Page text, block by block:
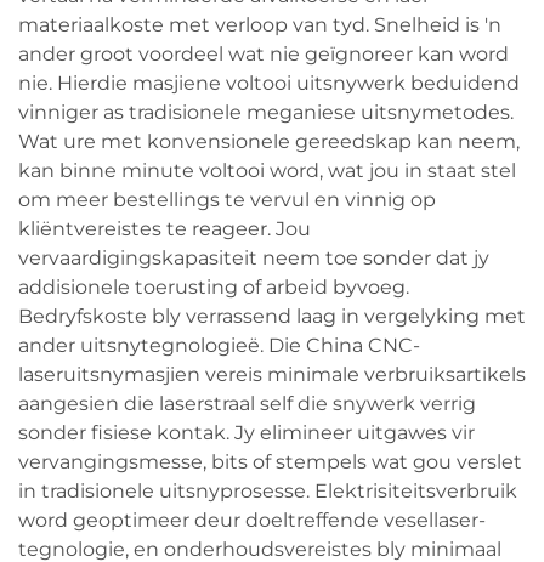
materiaalkoste met verloop van tyd. Snelheid is 'n
ander groot voordeel wat nie geïgnoreer kan word
nie. Hierdie masjiene voltooi uitsnywerk beduidend
vinniger as tradisionele meganiese uitsnymetodes.
Wat ure met konvensionele gereedskap kan neem,
kan binne minute voltooi word, wat jou in staat stel
om meer bestellings te vervul en vinnig op
kliëntvereistes te reageer. Jou
vervaardigingskapasiteit neem toe sonder dat jy
addisionele toerusting of arbeid byvoeg.
Bedryfskoste bly verrassend laag in vergelyking met
ander uitsnytegnologieë. Die China CNC-
laseruitsnymasjien vereis minimale verbruiksartikels
aangesien die laserstraal self die snywerk verrig
sonder fisiese kontak. Jy elimineer uitgawes vir
vervangingsmesse, bits of stempels wat gou verslet
in tradisionele uitsnyprosesse. Elektrisiteitsverbruik
word geoptimeer deur doeltreffende vesellaser-
tegnologie, en onderhoudsvereistes bly minimaal